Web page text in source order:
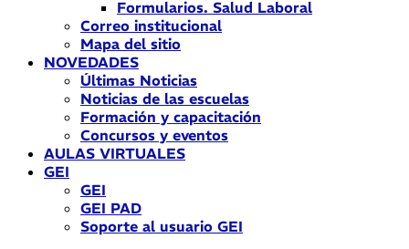
Formularios. Salud Laboral
Correo institucional
Mapa del sitio
NOVEDADES
Últimas Noticias
Noticias de las escuelas
Formación y capacitación
Concursos y eventos
AULAS VIRTUALES
GEI
GEI
GEI PAD
Soporte al usuario GEI